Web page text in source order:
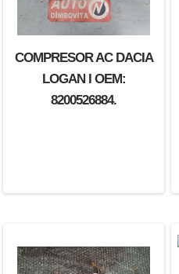
COMPRESOR AC DACIA
LOGAN I OEM:
8200526884.